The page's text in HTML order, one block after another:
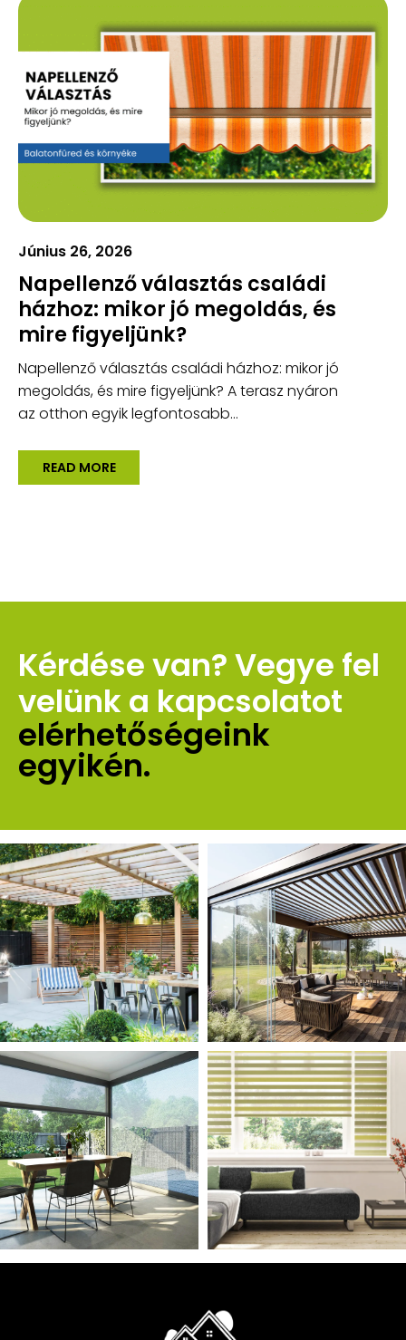
Június 26, 2026
Napellenző választás családi
házhoz: mikor jó megoldás, és
mire figyeljünk?
Napellenző választás családi házhoz: mikor jó
megoldás, és mire figyeljünk? A terasz nyáron
az otthon egyik legfontosabb...
READ MORE
Kérdése van? Vegye fel
velünk a kapcsolatot
elérhetőségeink
egyikén.